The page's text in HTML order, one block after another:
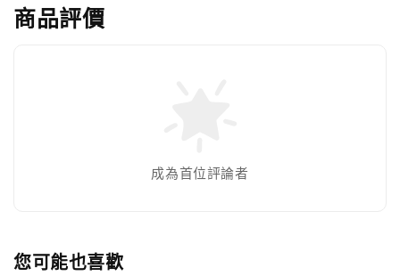
商品評價
成為首位評論者
您可能也喜歡